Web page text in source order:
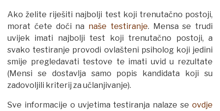
Ako želite riješiti najbolji test koji trenutačno postoji,
morat ćete doći na naše testiranje. Mensa se trudi
uvijek imati najbolji test koji trenutačno postoji, a
svako testiranje provodi ovlašteni psiholog koji jedini
smije pregledavati testove te imati uvid u rezultate
(Mensi se dostavlja samo popis kandidata koji su
zadovoljili kriterij za učlanjivanje).
Sve informacije o uvjetima testiranja nalaze se ovdje